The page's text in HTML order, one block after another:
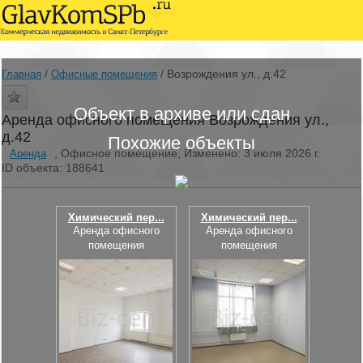
Объект в архиве или сдан
Похожие объекты
Химический пер...
Аренда офисного
помещения
Химический пер...
Аренда офисного
помещения
Главная / Офисные помещения / Возрождения ул., д.42
Аренда офисного помещения Возрождения ул.,
д.42
Аренда
, Офисное помещение, Изменено: 3 июля 2026 г.
ID объекта: 188641